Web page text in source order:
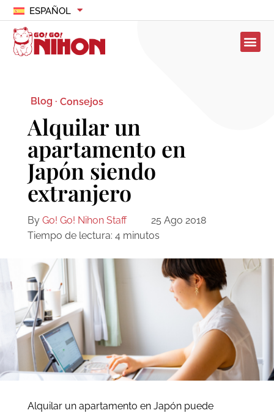
ESPAÑOL
Blog · Consejos
Alquilar un
apartamento en
Japón siendo
extranjero
By Go! Go! Nihon Staff
25 Ago 2018
Tiempo de lectura: 4 minutos
Alquilar un apartamento en Japón puede